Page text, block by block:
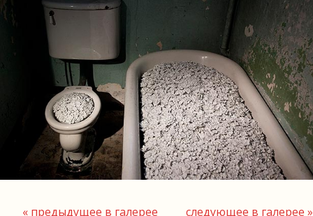
« предыдущее в галерее следующее в галерее »